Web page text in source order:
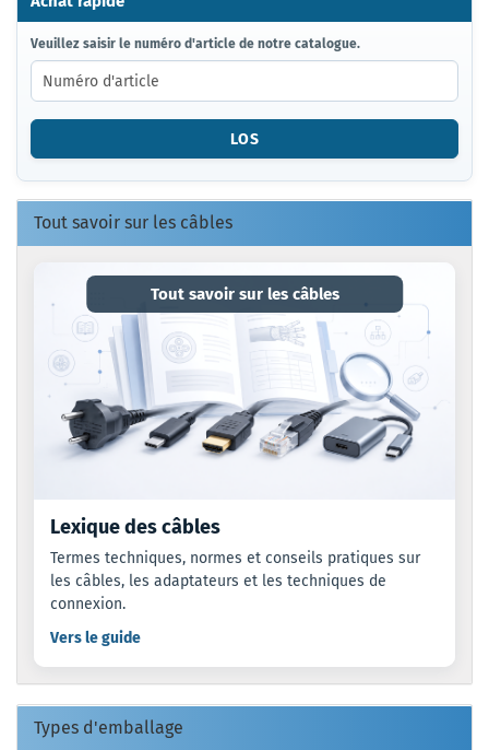
VEUILLEZ
SAISIR
LE
NUMÉRO
D'ARTICLE
NOTRE
CATALOGUE.
Veuillez saisir le numéro d'article de notre catalogue.
LOS
Tout savoir sur les câbles
Tout savoir sur les câbles
Lexique des câbles
Termes techniques, normes et conseils pratiques sur
les câbles, les adaptateurs et les techniques de
connexion.
Vers le guide
Types d'emballage